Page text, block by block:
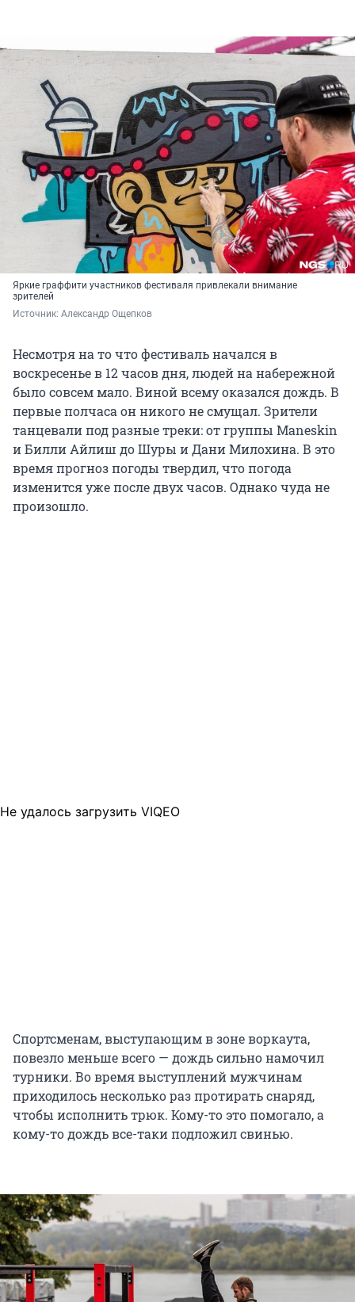
Яркие граффити участников фестиваля привлекали внимание
зрителей
Источник: Александр Ощепков
Несмотря на то что фестиваль начался в
воскресенье в 12 часов дня, людей на набережной
было совсем мало. Виной всему оказался дождь. В
первые полчаса он никого не смущал. Зрители
танцевали под разные треки: от группы Maneskin
и Билли Айлиш до Шуры и Дани Милохина. В это
время прогноз погоды твердил, что погода
изменится уже после двух часов. Однако чуда не
произошло.
Не удалось загрузить VIQEO
Спортсменам, выступающим в зоне воркаута,
повезло меньше всего — дождь сильно намочил
турники. Во время выступлений мужчинам
приходилось несколько раз протирать снаряд,
чтобы исполнить трюк. Кому-то это помогало, а
кому-то дождь все-таки подложил свинью.